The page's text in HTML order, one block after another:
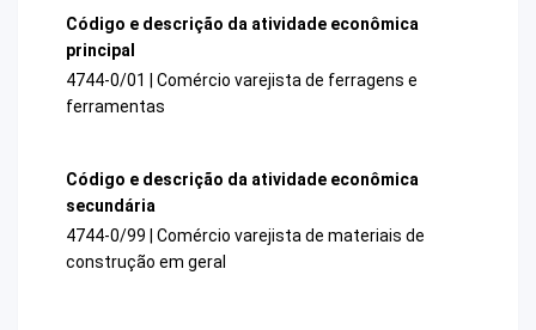
Código e descrição da atividade econômica
principal
4744-0/01 | Comércio varejista de ferragens e
ferramentas
Código e descrição da atividade econômica
secundária
4744-0/99 | Comércio varejista de materiais de
construção em geral